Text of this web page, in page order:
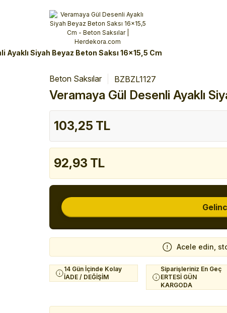
Alışverişlerinizde 3 Taksit Fırsatı!İlk siparişinizi verin!
%10 Havale İndirimiŞimdi Alışveriş yap!
Ayaklı Siyah Beyaz Beton Saksı 16x15,5 Cm
Beton Saksılar BZBZL1127
Veramaya Gül Desenli Ayaklı
103,25 TL
92,93 TL
Acele edin,
14 Gün İçinde Kolay
İADE / DEĞİŞİM
Siparişleriniz En Geç
ERTESİ GÜN
KARGODA